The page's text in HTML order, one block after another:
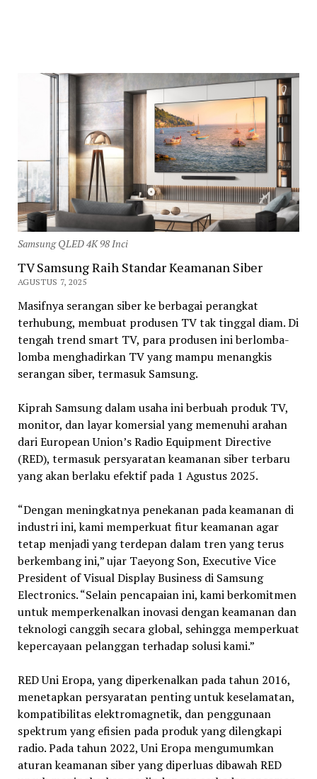
Samsung QLED 4K 98 Inci
TV Samsung Raih Standar Keamanan Siber
AGUSTUS 7, 2025
Masifnya serangan siber ke berbagai perangkat
terhubung, membuat produsen TV tak tinggal diam. Di
tengah trend smart TV, para produsen ini berlomba-
lomba menghadirkan TV yang mampu menangkis
serangan siber, termasuk Samsung.
Kiprah Samsung dalam usaha ini berbuah produk TV,
monitor, dan layar komersial yang memenuhi arahan
dari European Union’s Radio Equipment Directive
(RED), termasuk persyaratan keamanan siber terbaru
yang akan berlaku efektif pada 1 Agustus 2025.
“Dengan meningkatnya penekanan pada keamanan di
industri ini, kami memperkuat fitur keamanan agar
tetap menjadi yang terdepan dalam tren yang terus
berkembang ini,” ujar Taeyong Son, Executive Vice
President of Visual Display Business di Samsung
Electronics. “Selain pencapaian ini, kami berkomitmen
untuk memperkenalkan inovasi dengan keamanan dan
teknologi canggih secara global, sehingga memperkuat
kepercayaan pelanggan terhadap solusi kami.”
RED Uni Eropa, yang diperkenalkan pada tahun 2016,
menetapkan persyaratan penting untuk keselamatan,
kompatibilitas elektromagnetik, dan penggunaan
spektrum yang efisien pada produk yang dilengkapi
radio. Pada tahun 2022, Uni Eropa mengumumkan
aturan keamanan siber yang diperluas dibawah RED